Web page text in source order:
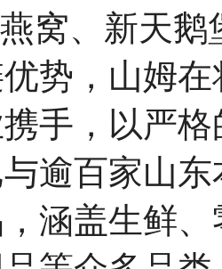
窝、新天
势，山姆
手，以严
逾百家山
涵盖生鲜